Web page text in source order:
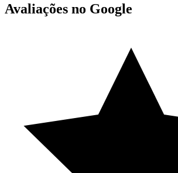
Avaliações no Google